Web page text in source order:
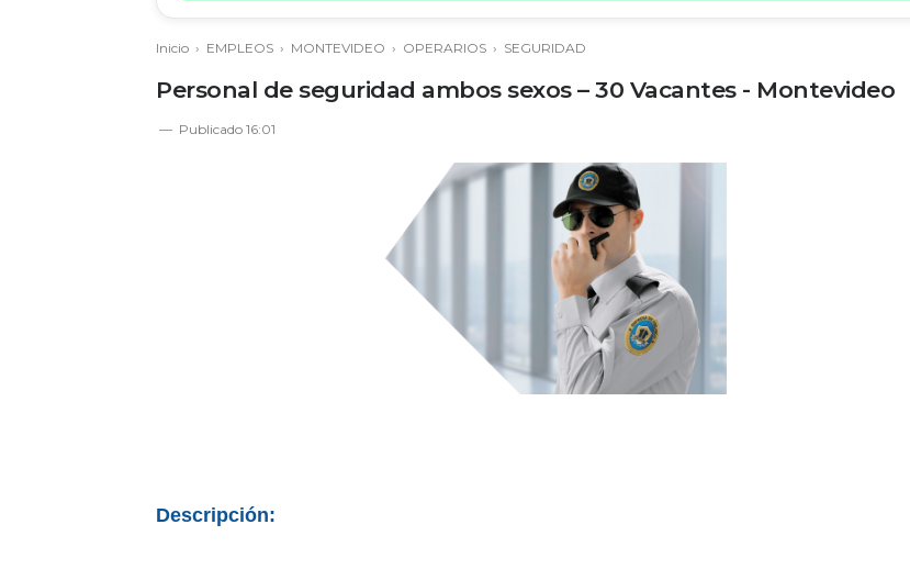
Inicio › EMPLEOS › MONTEVIDEO › OPERARIOS › SEGURIDAD
Personal de seguridad ambos sexos – 30 Vacantes - Montevideo
Publicado 16:01
Descripción: